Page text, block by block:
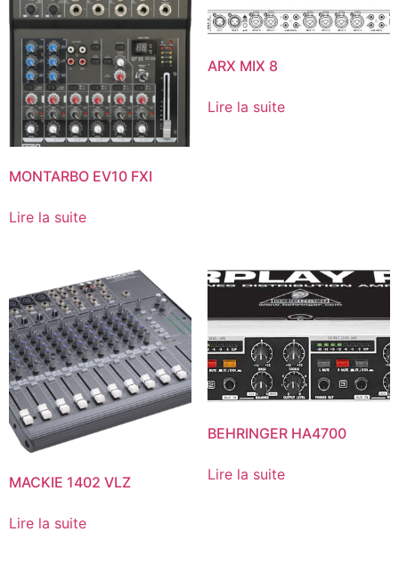
MONTARBO EV10 FXI
Lire la suite
ARX MIX 8
Lire la suite
MACKIE 1402 VLZ
Lire la suite
BEHRINGER HA4700
Lire la suite